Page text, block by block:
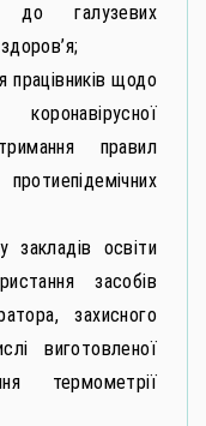
до галузевих
працівників щодо
правил
освіти
засобів
захисного
виготовленої
термометрії